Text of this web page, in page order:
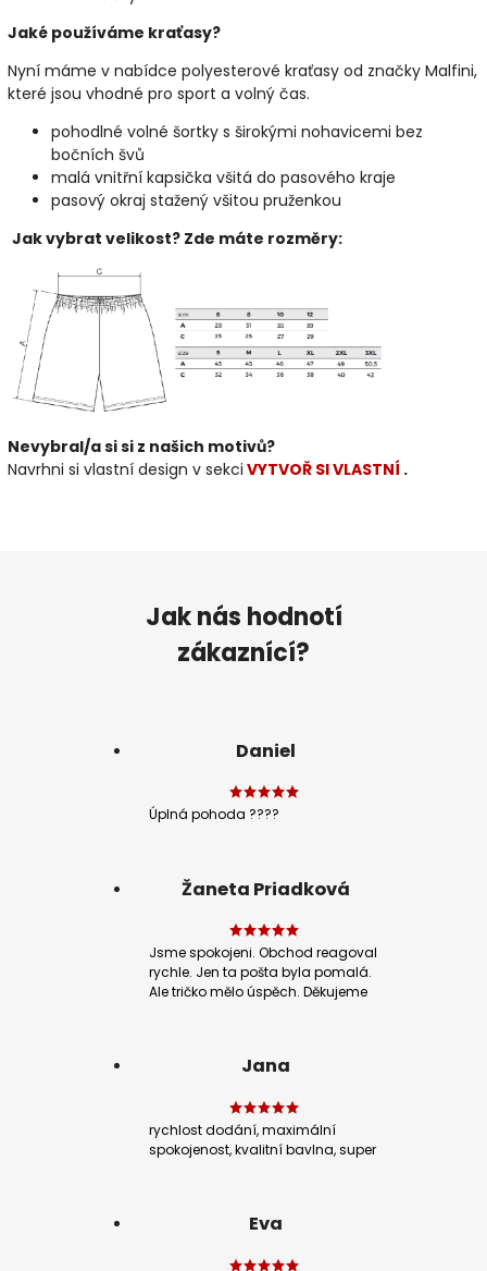
Jaké používáme kraťasy?
Nyní máme v nabídce polyesterové kraťasy od značky Malfini,
které jsou vhodné pro sport a volný čas.
pohodlné volné šortky s širokými nohavicemi bez
bočních švů
malá vnitřní kapsička všitá do pasového kraje
pasový okraj stažený všitou pruženkou
Jak vybrat velikost? Zde máte rozměry:
Nevybral/a si si z našich motivů?
Navrhni si vlastní design v sekci VYTVOŘ SI VLASTNÍ .
Jak nás hodnotí
zákaznící?
Daniel
Úplná pohoda ????
Žaneta Priadková
Jsme spokojeni. Obchod reagoval
rychle. Jen ta pošta byla pomalá.
Ale tričko mělo úspěch. Děkujeme
Jana
rychlost dodání, maximální
spokojenost, kvalitní bavlna, super
Eva